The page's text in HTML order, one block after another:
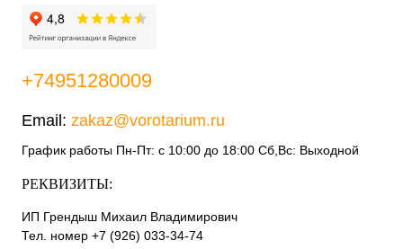
+74951280009
Email: zakaz@vorotarium.ru
График работы Пн-Пт: с 10:00 до 18:00 Сб,Вс: Выходной
РЕКВИЗИТЫ:
ИП Грендыш Михаил Владимирович
Тел. номер +7 (926) 033-34-74